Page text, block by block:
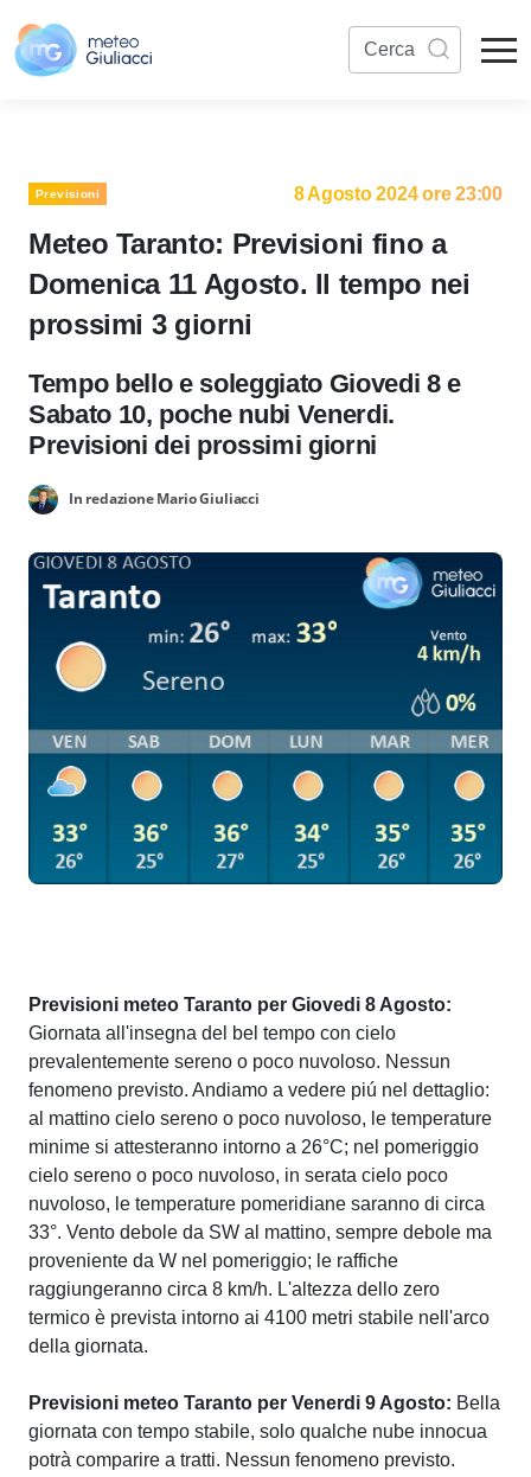
Previsioni 8 Agosto 2024 ore 23:00
Meteo Taranto: Previsioni fino a
Domenica 11 Agosto. Il tempo nei
prossimi 3 giorni
Tempo bello e soleggiato Giovedi 8 e
Sabato 10, poche nubi Venerdi.
Previsioni dei prossimi giorni
In redazione Mario Giuliacci
Previsioni meteo Taranto per Giovedi 8 Agosto:
Giornata all'insegna del bel tempo con cielo
prevalentemente sereno o poco nuvoloso. Nessun
fenomeno previsto. Andiamo a vedere piú nel dettaglio:
al mattino cielo sereno o poco nuvoloso, le temperature
minime si attesteranno intorno a 26°C; nel pomeriggio
cielo sereno o poco nuvoloso, in serata cielo poco
nuvoloso, le temperature pomeridiane saranno di circa
33°. Vento debole da SW al mattino, sempre debole ma
proveniente da W nel pomeriggio; le raffiche
raggiungeranno circa 8 km/h. L'altezza dello zero
termico è prevista intorno ai 4100 metri stabile nell'arco
della giornata.
Previsioni meteo Taranto per Venerdi 9 Agosto: Bella
giornata con tempo stabile, solo qualche nube innocua
potrà comparire a tratti. Nessun fenomeno previsto.